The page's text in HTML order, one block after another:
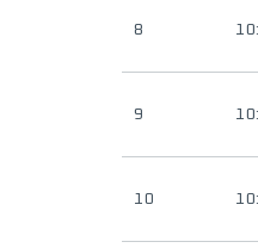
8
9
10